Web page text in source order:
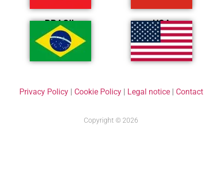
BRASIL USA
Privacy Policy| Cookie Policy| Legal notice| Contact
Copyright © 2026